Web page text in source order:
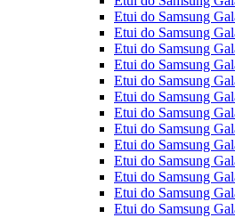
Etui do Samsung
Etui do Samsung
Etui do Samsung
Etui do Samsung
Etui do Samsung
Etui do Samsung
Etui do Samsung
Etui do Samsung
Etui do Samsung
Etui do Samsung
Etui do Samsung
Etui do Samsung
Etui do Samsung